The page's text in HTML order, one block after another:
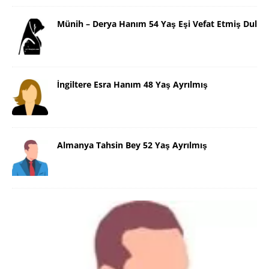
Münih – Derya Hanım 54 Yaş Eşi Vefat Etmiş Dul
İngiltere Esra Hanım 48 Yaş Ayrılmış
Almanya Tahsin Bey 52 Yaş Ayrılmış